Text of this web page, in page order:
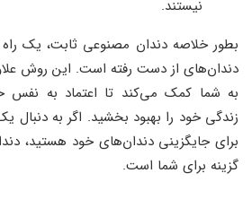
نیستند.
بطور خلاصه دندان مصنوعی ثابت، یک
دندان‌های از دست رفته است. این روش علاوه
به شما کمک می‌کند تا اعتماد به نفس
زندگی خود را بهبود بخشید. اگر به دنبال
برای جایگزینی دندان‌های خود هستید،
گزینه برای شما است.